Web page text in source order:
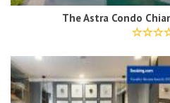
The Astra Condo